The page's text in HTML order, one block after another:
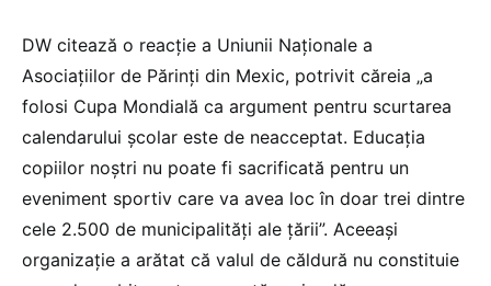
DW citează o reacție a Uniunii Naționale a
Asociațiilor de Părinți din Mexic, potrivit căreia „a
folosi Cupa Mondială ca argument pentru scurtarea
calendarului școlar este de neacceptat. Educația
copiilor noștri nu poate fi sacrificată pentru un
eveniment sportiv care va avea loc în doar trei dintre
cele 2.500 de municipalități ale țării”. Aceeași
organizație a arătat că valul de căldură nu constituie